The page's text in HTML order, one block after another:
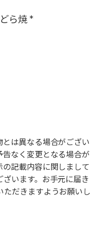
ら焼 *
は異なる場合がござい
なく変更となる場合が
の記載内容に関しまして
います。お手元に届き
ただきますようお願いし